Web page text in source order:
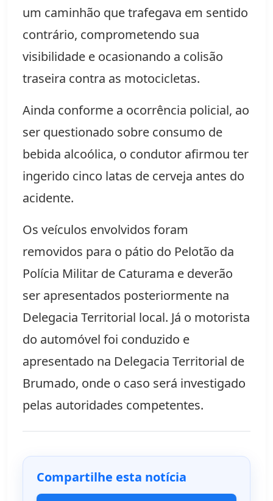
um caminhão que trafegava em sentido
contrário, comprometendo sua
visibilidade e ocasionando a colisão
traseira contra as motocicletas.
Ainda conforme a ocorrência policial, ao
ser questionado sobre consumo de
bebida alcoólica, o condutor afirmou ter
ingerido cinco latas de cerveja antes do
acidente.
Os veículos envolvidos foram
removidos para o pátio do Pelotão da
Polícia Militar de Caturama e deverão
ser apresentados posteriormente na
Delegacia Territorial local. Já o motorista
do automóvel foi conduzido e
apresentado na Delegacia Territorial de
Brumado, onde o caso será investigado
pelas autoridades competentes.
Compartilhe esta notícia